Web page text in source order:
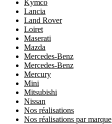
Kymco
Lancia
Land Rover
Loiret
Maserati
Mazda
Mercedes-Benz
Mercedes-Benz
Mercury
Mini
Mitsubishi
Nissan
Nos réalisations
Nos réalisations par marque